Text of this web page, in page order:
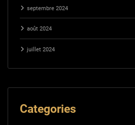
septembre 2024
août 2024
juillet 2024
Categories